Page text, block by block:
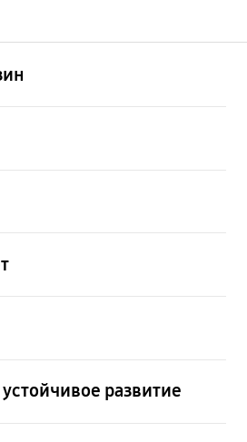
развитие